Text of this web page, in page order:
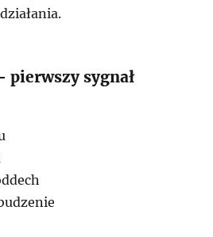
pierwszy sygnał